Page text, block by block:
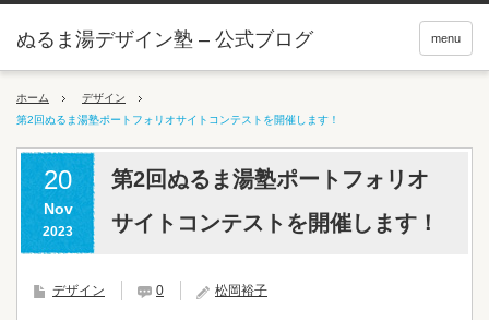
menu
ぬるま湯デザイン塾 – 公式ブログ
ホーム
デザイン
第2回ぬるま湯塾ポートフォリオサイトコンテストを開催します！
20
Nov
2023
第2回ぬるま湯塾ポートフォリオ
サイトコンテストを開催します！
デザイン 0 松岡裕子